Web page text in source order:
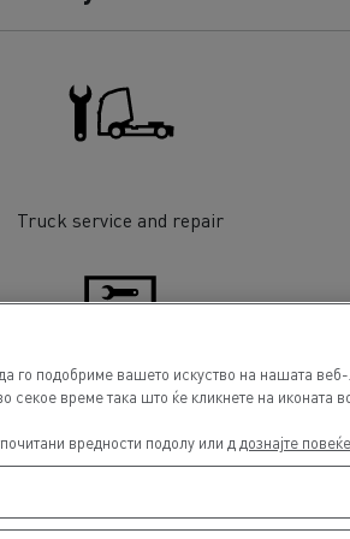
Truck service and repair
Trailer Service & Repairs
го подобриме вашето искуство на нашата
секое време така што ќе кликнете на иконата
вредности подолу или д дознајте